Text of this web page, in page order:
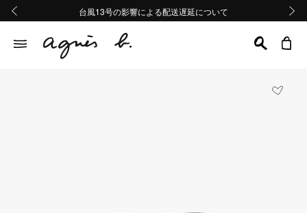
熊本地域地震の影響による配送遅延について
Summer Sale 2buy10%OFF!!
台風13号の影響による配送遅延について
熊本地域地震の影響による配送遅延について
Summer Sale 2buy10%OFF!!